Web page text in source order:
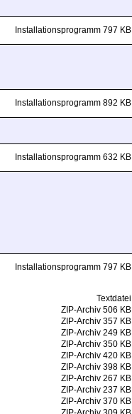
Installationsprogramm 797 KB
Installationsprogramm 892 KB
Installationsprogramm 632 KB
Installationsprogramm 797 KB
Textdatei
ZIP-Archiv 506 KB
ZIP-Archiv 357 KB
ZIP-Archiv 249 KB
ZIP-Archiv 350 KB
ZIP-Archiv 420 KB
ZIP-Archiv 398 KB
ZIP-Archiv 267 KB
ZIP-Archiv 237 KB
ZIP-Archiv 370 KB